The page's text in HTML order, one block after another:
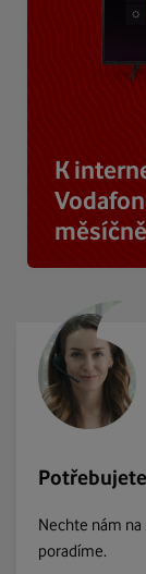
K
měsíčně
Nechte nám na
poradíme.